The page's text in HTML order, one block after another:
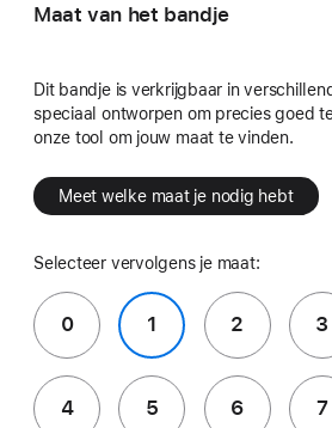
Maat van het bandje
Dit bandje is verkrijgbaar in
speciaal ontworpen om precies goed
onze tool om jouw maat te vinden.
Meet welke maat je nodig hebt
Selecteer vervolgens je maat:
0 1 2 3
4 5 6 7